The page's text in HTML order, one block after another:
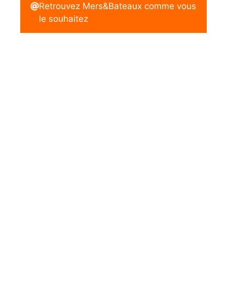
Retrouvez Mers&Bateaux comme vous
le souhaitez